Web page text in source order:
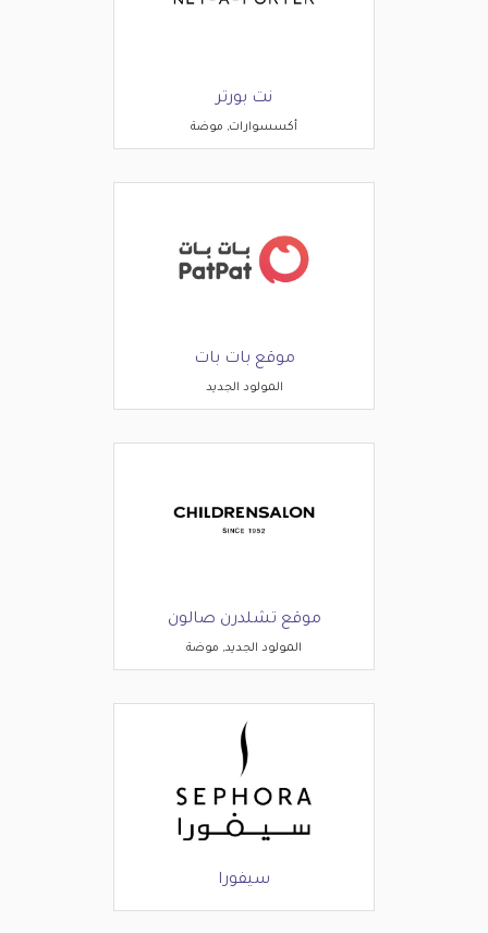
نت بورتر
أكسسوارات, موضة
موقع بات بات
المولود الجديد
موقع تشلدرن صالون
المولود الجديد, موضة
سيفورا